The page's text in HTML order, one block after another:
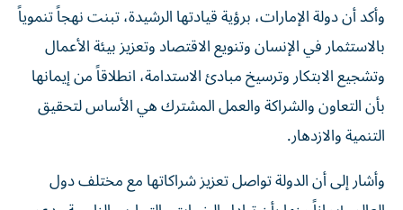
وأكد أن دولة الإمارات، برؤية قيادتها الرشيدة، تبنت نهجاً تنموياً
بالاستثمار في الإنسان وتنويع الاقتصاد وتعزيز بيئة الأعمال
وتشجيع الابتكار وترسيخ مبادئ الاستدامة، انطلاقاً من إيمانها
بأن التعاون والشراكة والعمل المشترك هي الأساس لتحقيق
التنمية والازدهار.
وأشار إلى أن الدولة تواصل تعزيز شراكاتها مع مختلف دول